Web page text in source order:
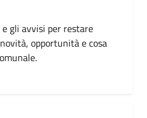
gli avvisi per restare
opportunità e cosa